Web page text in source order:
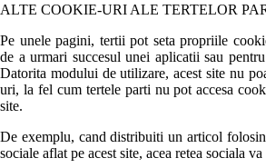
ALTE COOKIE-URI ALE TERTELOR
Pe unele pagini, tertii pot seta propriile
de a urmari succesul unei aplicatii sau
Datorita modului de utilizare, acest site nu
uri, la fel cum tertele parti nu pot accesa
site.
De exemplu, cand distribuiti un articol
sociale aflat pe acest site, acea retea sociala